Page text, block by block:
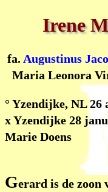
Irene
fa. Augustinus
Maria Leonora
° Yzendijke, NL 26
x Yzendijke 28
Marie Doens
Gerard is de zoon